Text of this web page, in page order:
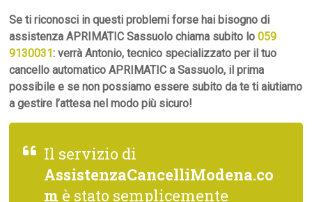
Se ti riconosci in questi problemi forse hai bisogno di
assistenza APRIMATIC Sassuolo chiama subito lo059
9130031: verrà Antonio, tecnico specializzato per il tuo
cancello automatico APRIMATIC a Sassuolo, il prima
possibile e se non possiamo essere subito da te ti aiutiamo
a gestire l’attesa nel modo più sicuro!
Il servizio di
AssistenzaCancelliModena.co
m è stato semplicemente